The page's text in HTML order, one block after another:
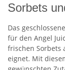
Sorbets
Das
für den Angel
frischen Sorbets
eignet. Mit